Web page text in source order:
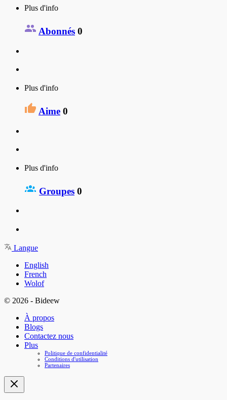
Plus d'info
Abonnés 0
Plus d'info
Aime 0
Plus d'info
Groupes 0
Langue
English
French
Wolof
© 2026 - Bideew
À propos
Blogs
Contactez nous
Plus
Politique de confidentialité
Conditions d'utilisation
Partenaires